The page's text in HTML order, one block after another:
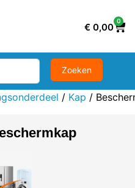
€ 0,00
0
/ Kap /